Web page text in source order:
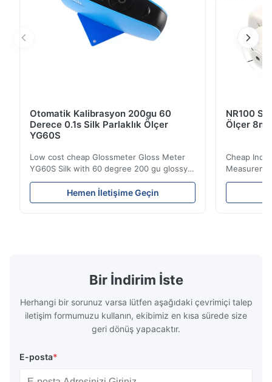
Otomatik Kalibrasyon 200gu 60
Derece 0.1s Silk Parlaklık Ölçer
YG60S
Low cost cheap Glossmeter Gloss Meter
YG60S Silk with 60 degree 200 gu glossy
measurement YG60S 60° Economic Gloss
Meter can test material with gloss (0-
200Gu), and universally apply to paint, ink,
Hemen İletişime Geçin
NR100
Ölçer
Cheap
meter Silk
Precision
Bir İndirim İste
Herhangi bir sorunuz varsa lütfen aşağıdaki çevrimiçi talep
iletişim formumuzu kullanın, ekibimiz en kısa sürede size
geri dönüş yapacaktır.
E-posta*